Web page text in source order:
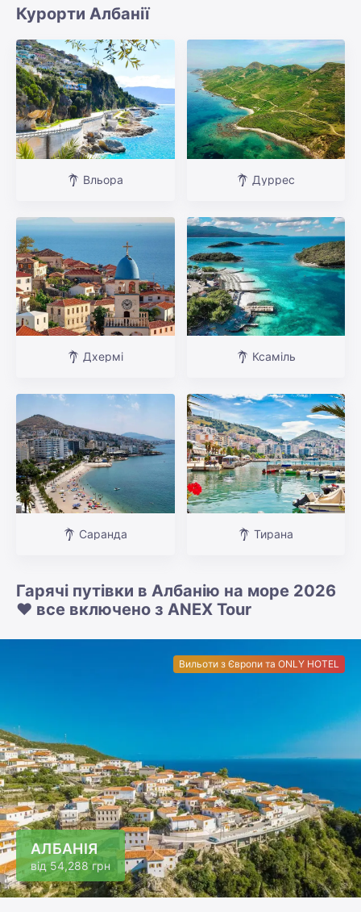
Курорти Албанії
Вльора Дуррес
Дхермі Ксаміль
Саранда Тирана
Гарячі путівки в Албанію на море 2026
❤️ все включено з ANEX Tour
Вильоти з Європи та ONLY HOTEL
АЛБАНІЯ
від54,288 грн